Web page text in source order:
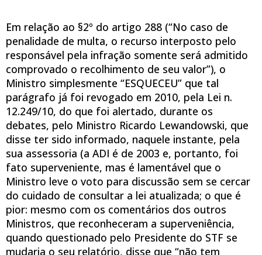
Em relação ao §2º do artigo 288 (“No caso de
penalidade de multa, o recurso interposto pelo
responsável pela infração somente será admitido
comprovado o recolhimento de seu valor”), o
Ministro simplesmente “ESQUECEU” que tal
parágrafo já foi revogado em 2010, pela Lei n.
12.249/10, do que foi alertado, durante os
debates, pelo Ministro Ricardo Lewandowski, que
disse ter sido informado, naquele instante, pela
sua assessoria (a ADI é de 2003 e, portanto, foi
fato superveniente, mas é lamentável que o
Ministro leve o voto para discussão sem se cercar
do cuidado de consultar a lei atualizada; o que é
pior: mesmo com os comentários dos outros
Ministros, que reconheceram a superveniência,
quando questionado pelo Presidente do STF se
mudaria o seu relatório, disse que “não tem